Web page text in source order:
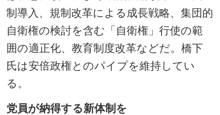
制導入、規制改革による成長戦略、集団的
自衛権の検討を含む「自衛権」行使の範
囲の適正化、教育制度改革などだ。橋下
氏は安倍政権とのパイプを維持してい
る。
党員が納得する新体制を